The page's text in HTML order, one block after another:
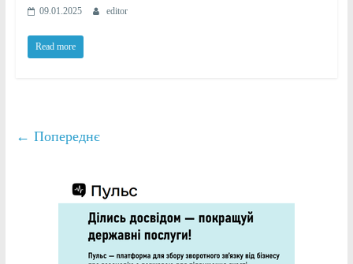
09.01.2025 editor
Read more
← Попереднє